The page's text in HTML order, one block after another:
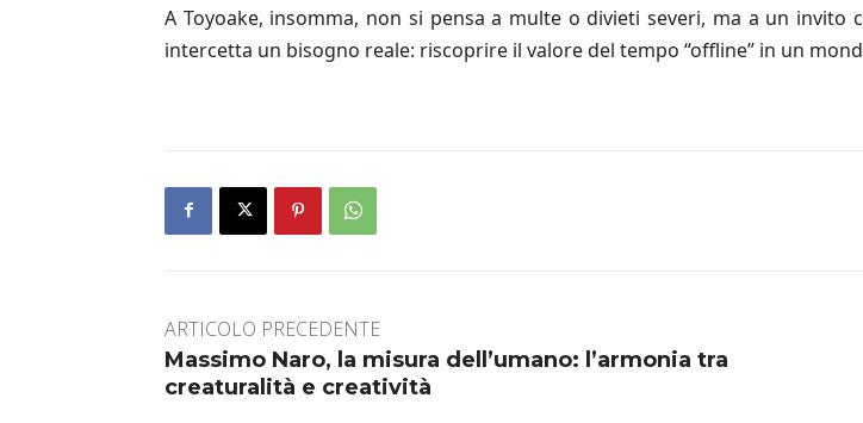
A Toyoake, insomma, non si pensa a multe o divieti severi, ma a un
intercetta un bisogno reale: riscoprire il valore del tempo “offline” in un
ARTICOLO PRECEDENTE
Massimo Naro, la misura dell’umano: l’armonia tra
creaturalità e creatività